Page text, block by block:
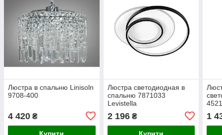
Люстра в спальню Linisoln
9708-400
4 420 ₴
Люстра светодиодная в
спальню 7871033
Levistella
2 196₴ 1